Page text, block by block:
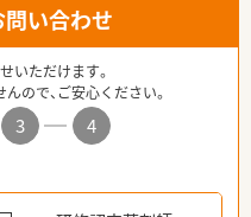
い合わせ
いただけます。
ので、ご安心ください。
3
4